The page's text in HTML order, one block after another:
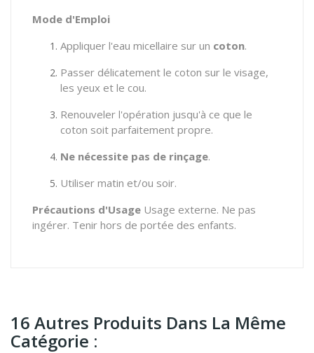
Mode d'Emploi
Appliquer l'eau micellaire sur un coton.
Passer délicatement le coton sur le visage,
les yeux et le cou.
Renouveler l'opération jusqu'à ce que le
coton soit parfaitement propre.
Ne nécessite pas de rinçage.
Utiliser matin et/ou soir.
Précautions d'Usage Usage externe. Ne pas
ingérer. Tenir hors de portée des enfants.
16 Autres Produits Dans La Même
Catégorie :